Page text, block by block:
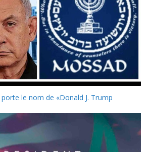
le nom de «Donald J. Trump